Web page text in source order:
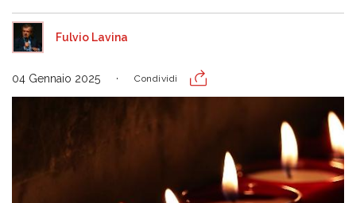
Fulvio Lavina
04 Gennaio 2025 Condividi